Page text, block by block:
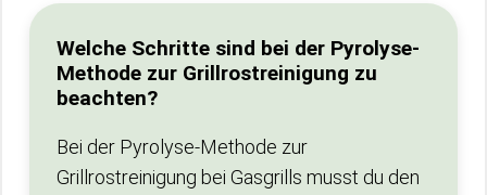
Welche Schritte sind bei der Pyrolyse-
Methode zur Grillrostreinigung zu
beachten?
Bei der Pyrolyse-Methode zur
Grillrostreinigung bei Gasgrills musst du den